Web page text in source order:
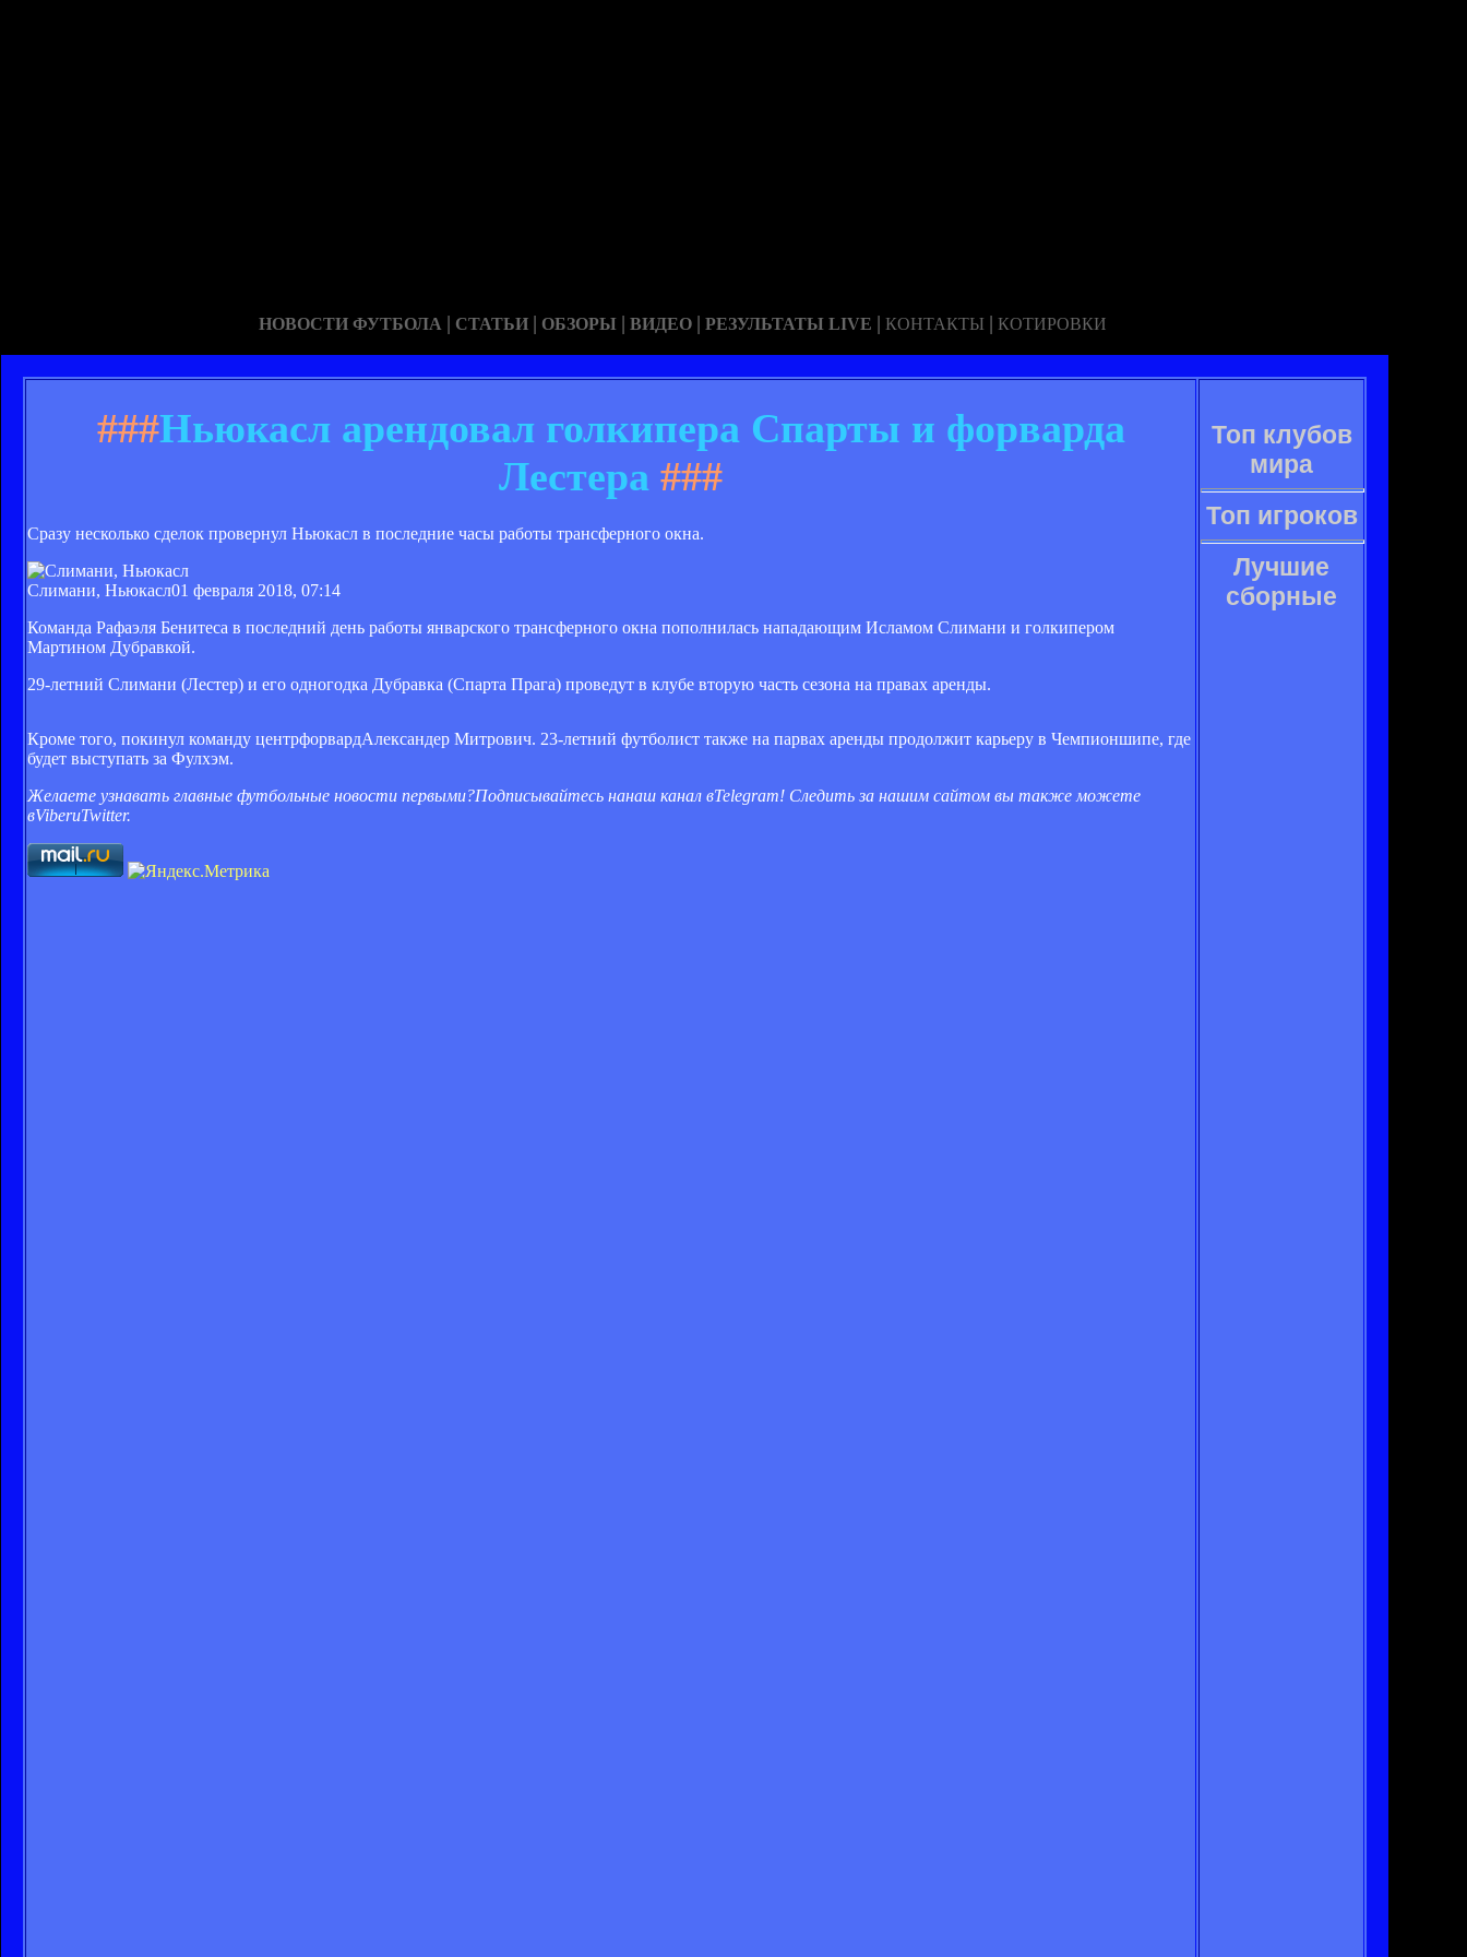
НОВОСТИ ФУТБОЛА | СТАТЬИ | ОБЗОРЫ | ВИДЕО | РЕЗУЛЬТАТЫ LIVE | КОНТАКТЫ | КОТИРОВКИ
###Ньюкасл арендовал голкипера Спарты и форварда
Лестера ###
Сразу несколько сделок провернул Ньюкасл в последние часы работы трансферного окна.
Слимани, Ньюкасл01 февраля 2018, 07:14
Команда Рафаэля Бенитеса в последний день работы январского трансферного окна пополнилась нападающим Исламом Слимани и голкипером
Мартином Дубравкой.
29-летний Слимани (Лестер) и его одногодка Дубравка (Спарта Прага) проведут в клубе вторую часть сезона на правах аренды.
Кроме того, покинул команду центрфорвардАлександер Митрович. 23-летний футболист также на парвах аренды продолжит карьеру в Чемпионшипе, где
будет выступать за Фулхэм.
Желаете узнавать главные футбольные новости первыми?Подписывайтесь нанаш канал вTelegram! Следить за нашим сайтом вы также можете
вViberиTwitter.
Топ клубов
мира
Топ игроков
Лучшие
сборные